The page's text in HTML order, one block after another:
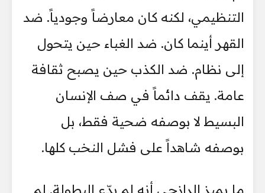
التنظيمي، لكنه كان معارضاً وجودياً. ضد
القهر أينما كان. ضد الغباء حين يتحول
إلى نظام. ضد الكذب حين يصبح ثقافة
عامة. يقف دائماً في صف الإنسان
البسيط لا بوصفه ضحية فقط، بل
بوصفه شاهداً على فشل النخب كلها.
ما يميز الرازحي أنه لم يدّع البطولة. لم